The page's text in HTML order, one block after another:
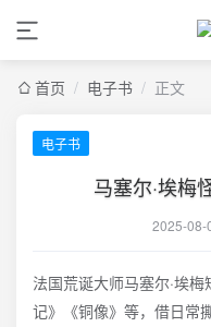
首页 / 电子书 / 正文
电子书
马塞尔·埃梅
2025-08-
法国荒诞大师马塞尔·埃
记》《铜像》等，借日常